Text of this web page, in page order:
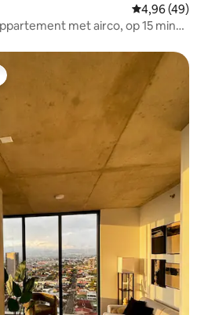
Gemiddelde
4,96 (49)
met airco, op 15 min